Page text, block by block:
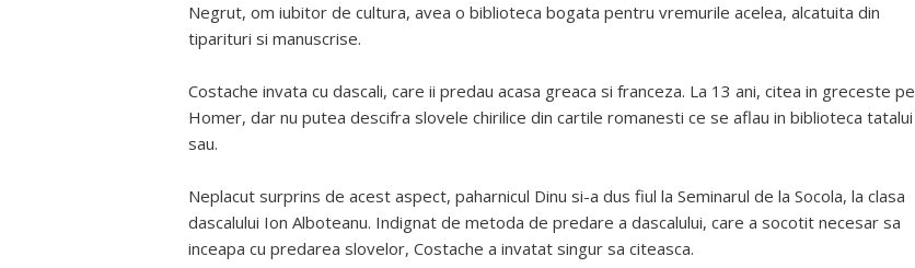
Negrut, om iubitor de cultura, avea o biblioteca bogata pentru vremurile acelea, alcatuita din
tiparituri si manuscrise.
Costache invata cu dascali, care ii predau acasa greaca si franceza. La 13 ani, citea in greceste pe
Homer, dar nu putea descifra slovele chirilice din cartile romanesti ce se aflau in biblioteca tatalui
sau.
Neplacut surprins de acest aspect, paharnicul Dinu si-a dus fiul la Seminarul de la Socola, la clasa
dascalului Ion Alboteanu. Indignat de metoda de predare a dascalului, care a socotit necesar sa
inceapa cu predarea slovelor, Costache a invatat singur sa citeasca.